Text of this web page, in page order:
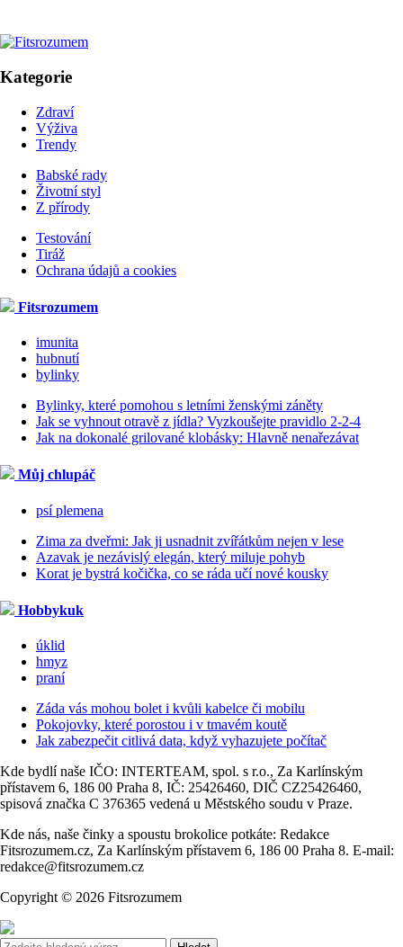
Kategorie
Zdraví
Výživa
Trendy
Babské rady
Životní styl
Z přírody
Testování
Tiráž
Ochrana údajů a cookies
Fitsrozumem
imunita
hubnutí
bylinky
Bylinky, které pomohou s letními ženskými záněty
Jak se vyhnout otravě z jídla? Vyzkoušejte pravidlo 2-2-4
Jak na dokonalé grilované klobásky: Hlavně nenařezávat
Můj chlupáč
psí plemena
Zima za dveřmi: Jak ji usnadnit zvířátkům nejen v lese
Azavak je nezávislý elegán, který miluje pohyb
Korat je bystrá kočička, co se ráda učí nové kousky
Hobbykuk
úklid
hmyz
praní
Záda vás mohou bolet i kvůli kabelce či mobilu
Pokojovky, které porostou i v tmavém koutě
Jak zabezpečit citlivá data, když vyhazujete počítač
Kde bydlí naše IČO: INTERTEAM, spol. s r.o., Za Karlínským
přístavem 6, 186 00 Praha 8, IČ: 25426460, DIČ CZ25426460,
spisová značka C 376365 vedená u Městského soudu v Praze.
Kde nás, naše činky a spoustu brokolice potkáte: Redakce
Fitsrozumem.cz, Za Karlínským přístavem 6, 186 00 Praha 8. E-mail:
redakce@fitsrozumem.cz
Copyright © 2026 Fitsrozumem